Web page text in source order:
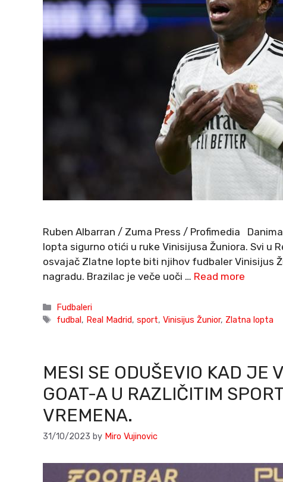
Ruben Albarran / Zuma Press / Profimedia
lopta sigurno otići u ruke Vinisijusa Žuniora. Svi u
osvajač Zlatne lopte biti njihov fudbaler Vinisijus
nagradu. Brazilac je veče uoči … Read more
Categories
Fudbaleri
Tags
fudbal, Real Madrid,sport,Vinisijus Žunior, Zlatna lopta
MESI SE ODUŠEVIO KAD JE
GOAT-A U RAZLIČITIM
VREMENA.
31/10/2023 by Miro Vujinovic